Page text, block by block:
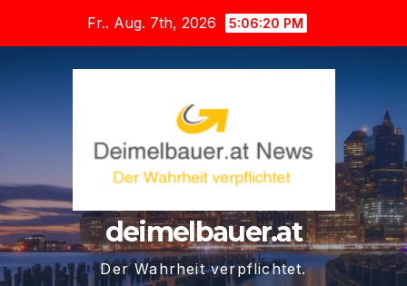
Fr.. Aug. 7th, 2026 5:06:21 PM
deimelbauer.at
Der Wahrheit verpflichtet.